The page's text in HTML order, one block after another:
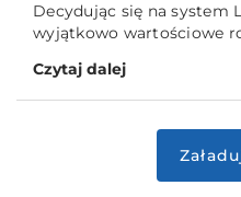
Decydując się na system
wyjątkowo wartościowe
Czytaj dalej